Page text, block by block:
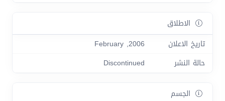
الاطلاق
تاريخ الاعلان
2006, February
حالة النشر
Discontinued
الجسم